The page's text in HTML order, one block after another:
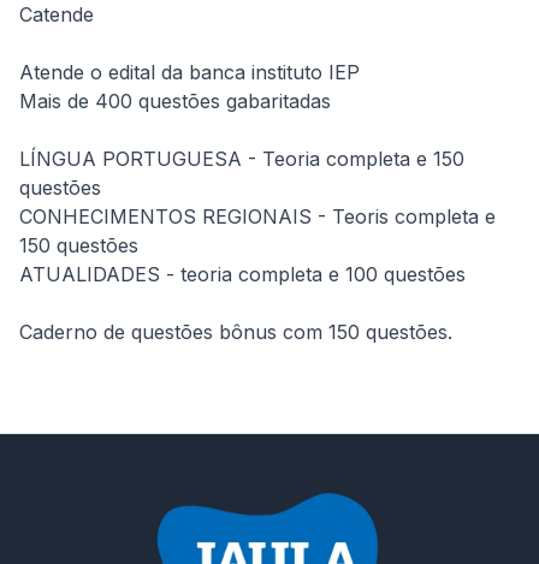
Catende
Atende o edital da banca instituto IEP
Mais de 400 questões gabaritadas
LÍNGUA PORTUGUESA - Teoria completa e 150
questões
CONHECIMENTOS REGIONAIS - Teoris completa e
150 questões
ATUALIDADES - teoria completa e 100 questões
Caderno de questões bônus com 150 questões.